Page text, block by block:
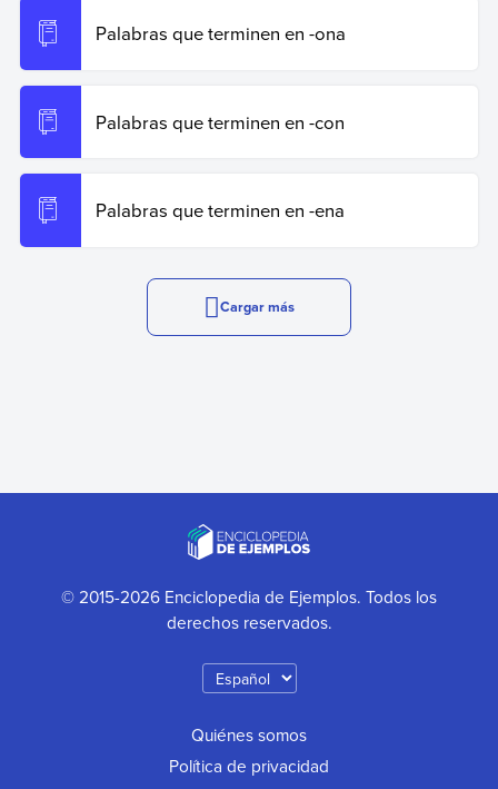
Palabras que terminen en -ona
Palabras que terminen en -con
Palabras que terminen en -ena
Cargar más
© 2015-2026 Enciclopedia de Ejemplos. Todos los
derechos reservados.
Quiénes somos
Política de privacidad